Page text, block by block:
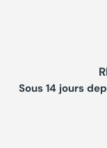
Sous 14 jours